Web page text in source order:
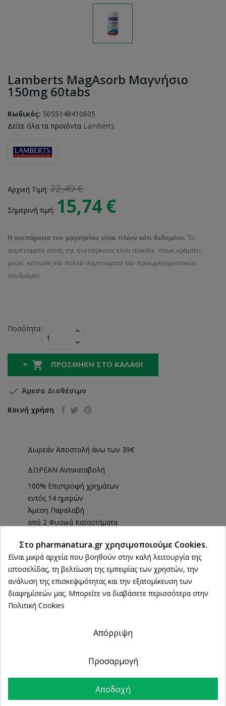
Lamberts MagAsorb Μαγνήσιο
150mg 60tabs
Κωδικός: 5055148410605
Δείτε όλα τα προϊόντα Lamberts
Αρχική Τιμή: 22,49 €
Σημερινή τιμή: 15,74 €
H ανεπάρκεια του μαγνησίου είναι πλέον κάτι δεδομένο. Τα
συμπτώματα αυτής της ανεπάρκειας είναι ποικίλα, όπως κράμπες
μυών, κόπωση και πολλά συμπτώματα του προεμμηνορυσιακού
συνδρόμου.
Ποσότητα:
 ΠΡΟΣΘΉΚΗ ΣΤΟ ΚΑΛΆΘΙ
 Άμεσα Διαθέσιμο
Κοινή χρήση
Δωρεάν Αποστολή άνω των 39€
ΔΩΡΕΑΝ Αντικαταβολή
100% Επιστροφή χρημάτων
εντός 14 ημερών
Άμεση Παραλαβή
από 2 Φυσικά Καταστήματα
ΠΕΡΙΓΡΑΦΉ
ΛΕΠΤΟΜΈΡΕΙΕΣ ΠΡΟΪΌΝΤΟΣ
H ανεπάρκεια του μαγνησίου είναι πλέον κάτι δεδομένο.
κράμπες μυών, κόπωση και πολλά συμπτώματα του
απαραίτητο για την ανάπτυξη των οστών και τη σωστή
λειτουργία του νευρικού συστήματος και των μυών, κυρίως
Στο pharmanatura.gr χρησιμοποιούμε Cookies.
Είναι μικρά αρχεία που βοηθούν στην καλή λειτουργία της
ιστοσελίδας, τη βελτίωση της εμπειρίας των χρηστών, την
ανάλυση της επισκεψιμότητας και την εξατομίκευση των
διαφημίσεών μας. Μπορείτε να διαβάσετε περισσότερα στην
Πολιτική Cookies
Απόρριψη
Προσαρμογή
Αποδοχή